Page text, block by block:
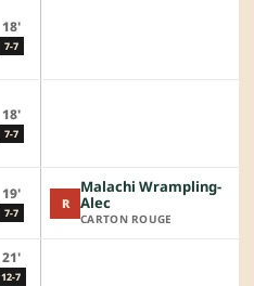
18'
7-7
18'
7-7
19'
7-7
R
Malachi Wrampling-
Alec
CARTON ROUGE
21'
12-7